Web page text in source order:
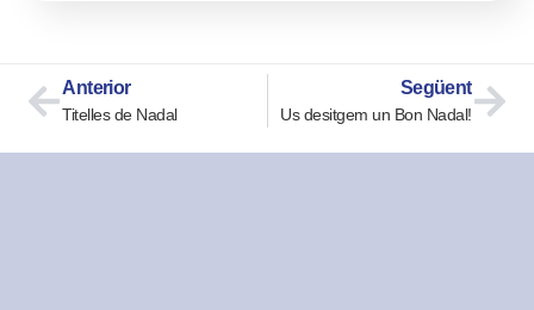
Anterior
Titelles de Nadal
Següent
Us desitgem un Bon Nadal!